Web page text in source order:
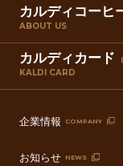
カルディコーヒ
ABOUT US
カルディカード
KALDI CARD
企業情報 COMPANY
お知らせ NEWS